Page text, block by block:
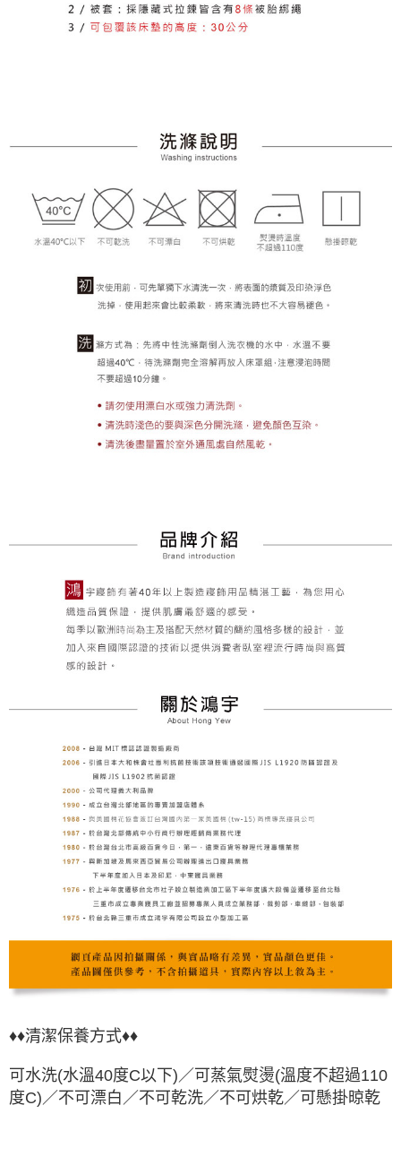
♦♦清潔保養方式♦♦
可水洗(水溫40度C以下)／可蒸氣熨燙(溫度不超過110
度C) ／不可漂白／不可乾洗／不可烘乾／可懸掛晾乾